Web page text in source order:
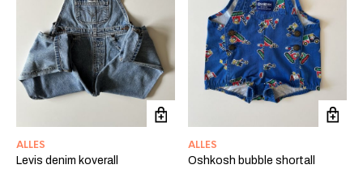
ALLES
Levis denim koverall
ALLES
Oshkosh bubble shortall